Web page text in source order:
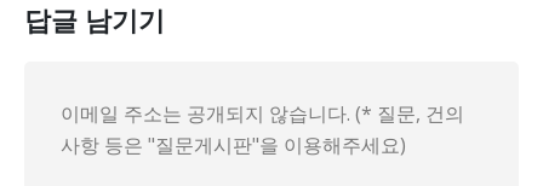
답글 남기기
이메일 주소는 공개되지 않습니다. (* 질문, 건의
사항 등은 "질문게시판"을 이용해주세요)